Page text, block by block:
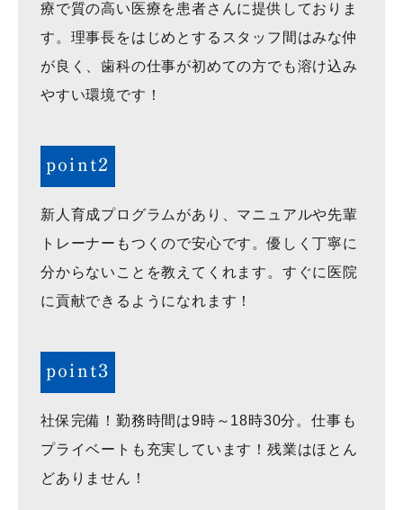
療で質の高い医療を患者さんに提供しておりま
す。理事長をはじめとするスタッフ間はみな仲
が良く、歯科の仕事が初めての方でも溶け込み
やすい環境です！
point2
新人育成プログラムがあり、マニュアルや先輩
トレーナーもつくので安心です。優しく丁寧に
分からないことを教えてくれます。すぐに医院
に貢献できるようになれます！
point3
社保完備！勤務時間は9時～18時30分。仕事も
プライベートも充実しています！残業はほとん
どありません！